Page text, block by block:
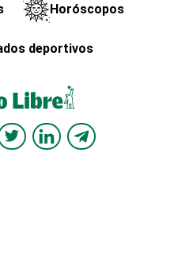
Horóscopos
deportivos